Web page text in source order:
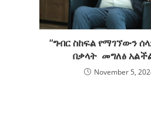
“ግብር ስከፍል የማገኘውን
በቃላት መግለፅ
November 5,